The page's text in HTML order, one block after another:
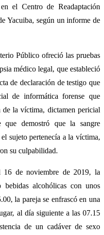
el Centro de Readaptación
Yacuiba, según un informe de
Público ofreció las pruebas
médico legal, que estableció
de declaración de testigo que
de informática forense que
de la víctima, dictamen pericial
que demostró que la sangre
sujeto pertenecía a la víctima,
su culpabilidad.
16 de noviembre de 2019, la
bebidas alcohólicas con unos
la pareja se enfrascó en una
al día siguiente a las 07.15
de un cadáver de sexo